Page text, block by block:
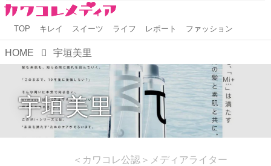
TOP キレイ スイーツ ライフ レポート ファッション
HOME 宇垣美里
宇垣美里
＜カワコレ公認＞メディアライター